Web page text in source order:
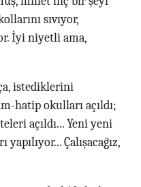
sıvıyor,
İyi niyetli ama,
istediklerini
hatip okulları açıldı;
açıldı... Yeni yeni
Çalışacağız,